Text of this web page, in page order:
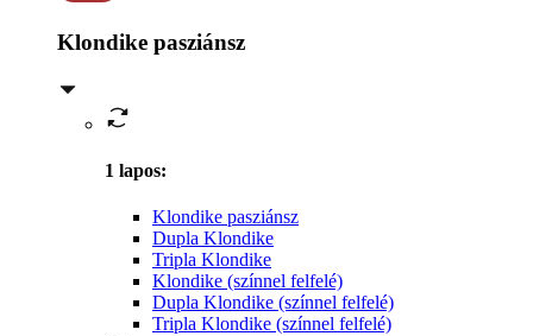
Klondike pasziánsz
1 lapos:
Klondike pasziánsz
Dupla Klondike
Tripla Klondike
Klondike (színnel felfelé)
Dupla Klondike (színnel felfelé)
Tripla Klondike (színnel felfelé)